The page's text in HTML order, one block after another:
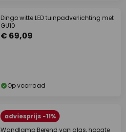
Dingo witte LED tuinpadverlichting met
GU10
€ 69,09
Op voorraad
adviesprijs -11%
Wandlamp Berend van glas, hoogte